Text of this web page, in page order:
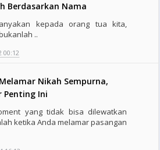
Berdasarkan Nama
kepada orang tua kita,
..
00:12
Nikah Sempurna,
Penting Ini
yang tidak bisa dilewatkan
ketika Anda melamar pasangan